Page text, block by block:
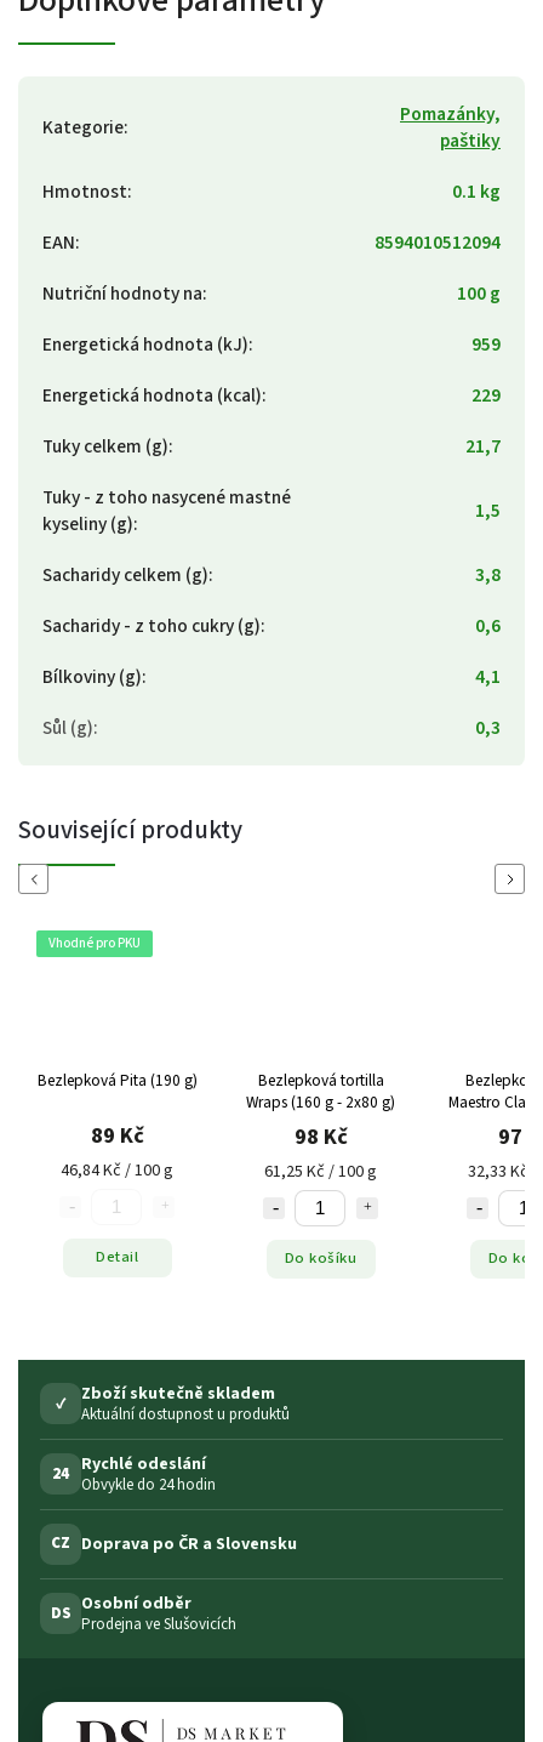
Kategorie:
Pomazánky,
paštiky
Hmotnost:
0.1 kg
EAN:
8594010512094
Nutriční hodnoty na:
100 g
Energetická hodnota (kJ):
959
Energetická hodnota (kcal):
229
Tuky celkem (g):
21,7
Tuky - z toho nasycené mastné
kyseliny (g): 1,5
Sacharidy celkem (g):
3,8
Sacharidy - z toho cukry (g):
0,6
Bílkoviny (g):
4,1
Sůl (g): 0,3
Související produkty
Previous
Vhodné pro PKU
Bezlepková Pita (190 g)
89 Kč
46,84 Kč / 100 g
Detail
Bezlepková tortilla
Wraps (160 g - 2x80 g)
98 Kč
61,25 Kč / 100 g
Do košíku
Maestro
97
32,33 Kč /
Do
Next
✓ Zboží skutečně skladem
Aktuální dostupnost u produktů
24 Rychlé odeslání
Obvykle do 24 hodin
CZ Doprava po ČR a Slovensku
DS Osobní odběr
Prodejna ve Slušovicích